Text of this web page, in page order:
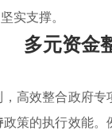
实支撑。
多元资金
高效整合政府
政策的执行效能